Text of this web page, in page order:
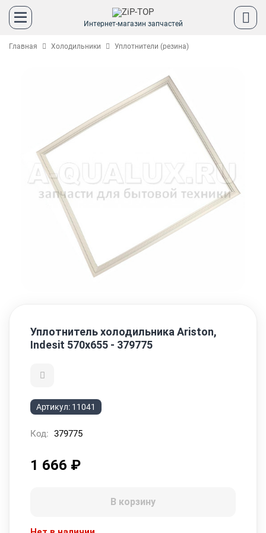
Интернет-магазин запчастей
Главная Холодильники Уплотнители (резина)
Уплотнитель холодильника Ariston,
Indesit 570x655 - 379775
Артикул: 11041
Код: 379775
1 666 ₽
В корзину